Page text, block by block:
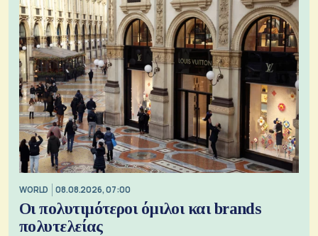
WORLD 08.08.2026, 07:00
Οι πολυτιμότεροι όμιλοι και brands
πολυτελείας